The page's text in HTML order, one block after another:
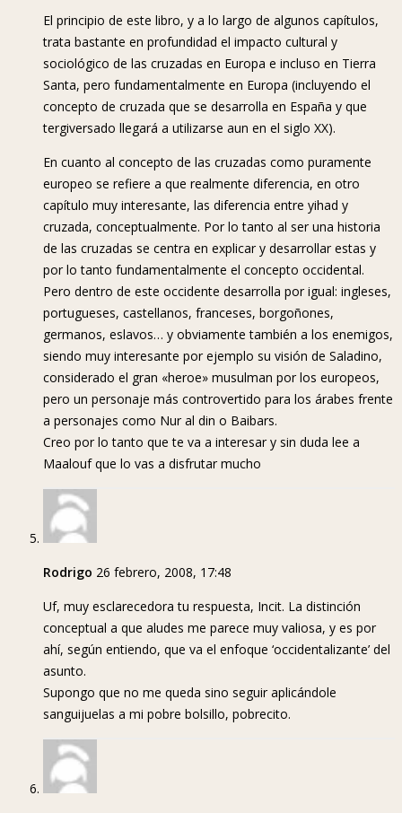
El principio de este libro, y a lo largo de algunos capítulos,
trata bastante en profundidad el impacto cultural y
sociológico de las cruzadas en Europa e incluso en Tierra
Santa, pero fundamentalmente en Europa (incluyendo el
concepto de cruzada que se desarrolla en España y que
tergiversado llegará a utilizarse aun en el siglo XX).
En cuanto al concepto de las cruzadas como puramente
europeo se refiere a que realmente diferencia, en otro
capítulo muy interesante, las diferencia entre yihad y
cruzada, conceptualmente. Por lo tanto al ser una historia
de las cruzadas se centra en explicar y desarrollar estas y
por lo tanto fundamentalmente el concepto occidental.
Pero dentro de este occidente desarrolla por igual: ingleses,
portugueses, castellanos, franceses, borgoñones,
germanos, eslavos… y obviamente también a los enemigos,
siendo muy interesante por ejemplo su visión de Saladino,
considerado el gran «heroe» musulman por los europeos,
pero un personaje más controvertido para los árabes frente
a personajes como Nur al din o Baibars.
Creo por lo tanto que te va a interesar y sin duda lee a
Maalouf que lo vas a disfrutar mucho
Rodrigo 26 febrero, 2008, 17:48
Uf, muy esclarecedora tu respuesta, Incit. La distinción
conceptual a que aludes me parece muy valiosa, y es por
ahí, según entiendo, que va el enfoque ‘occidentalizante’ del
asunto.
Supongo que no me queda sino seguir aplicándole
sanguijuelas a mi pobre bolsillo, pobrecito.